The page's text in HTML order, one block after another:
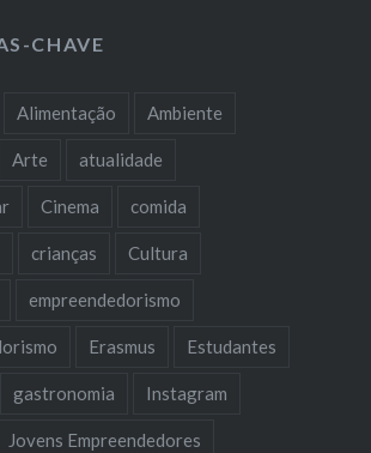
CHAVE
Alimentação Ambiente
Arte atualidade
Cinema comida
crianças Cultura
empreendedorismo
Erasmus Estudantes
gastronomia Instagram
Jovens Empreendedores